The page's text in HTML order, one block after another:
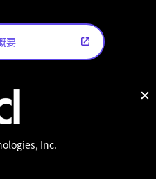
要
Inc.